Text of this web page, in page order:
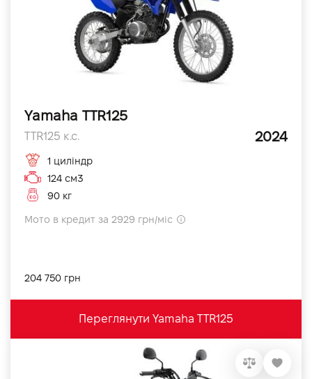
Yamaha TTR125
TTR125 к.с. 2024
1 циліндр
124 см3
90 кг
Мото в кредит за 2929 грн/міс
204 750 грн
Переглянути Yamaha TTR125